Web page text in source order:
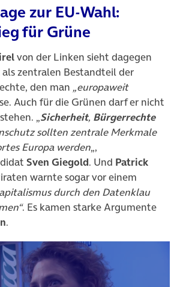
zur EU-Wahl:
für Grüne
von der Linken sieht dagegen
als zentralen Bestandteil der
den man „europaweit
Auch für die Grünen darf er nicht
„Sicherheit, Bürgerrechte
sollten zentrale Merkmale
Europa werden„,
Sven Giegold. Und Patrick
warnte sogar vor einem
durch den Datenklau
. Es kamen starke Argumente
.